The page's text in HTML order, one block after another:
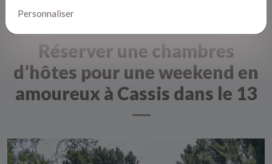
Réserver une chambres
d’hôtes pour une weekend en
amoureux à Cassis dans le 13
Personnaliser